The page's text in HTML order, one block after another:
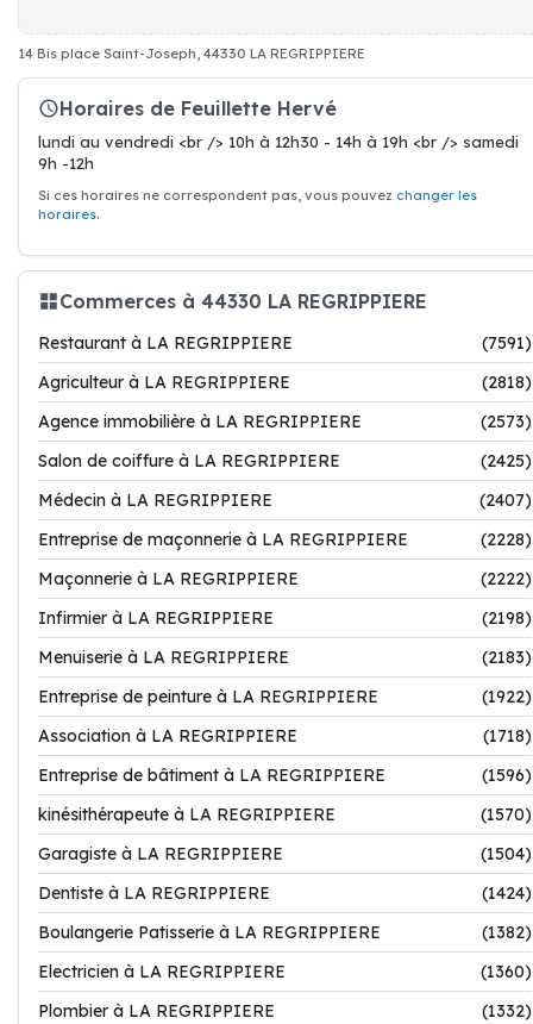
14 Bis place Saint-Joseph, 44330 LA REGRIPPIERE
Horaires de Feuillette Hervé
lundi au vendredi <br /> 10h à 12h30 - 14h à 19h <br /> samedi
9h -12h
Si ces horaires ne correspondent pas, vous pouvez changer les
horaires.
Commerces à 44330 LA REGRIPPIERE
Restaurant à LA REGRIPPIERE
(7591)
Agriculteur à LA REGRIPPIERE
(2818)
Agence immobilière à LA REGRIPPIERE
(2573)
Salon de coiffure à LA REGRIPPIERE
(2425)
Médecin à LA REGRIPPIERE
(2407)
Entreprise de maçonnerie à LA REGRIPPIERE
(2228)
Maçonnerie à LA REGRIPPIERE
(2222)
Infirmier à LA REGRIPPIERE
(2198)
Menuiserie à LA REGRIPPIERE
(2183)
Entreprise de peinture à LA REGRIPPIERE
(1922)
Association à LA REGRIPPIERE
(1718)
Entreprise de bâtiment à LA REGRIPPIERE
(1596)
kinésithérapeute à LA REGRIPPIERE
(1570)
Garagiste à LA REGRIPPIERE
(1504)
Dentiste à LA REGRIPPIERE
(1424)
Boulangerie Patisserie à LA REGRIPPIERE
(1382)
Electricien à LA REGRIPPIERE
(1360)
Plombier à LA REGRIPPIERE
(1332)